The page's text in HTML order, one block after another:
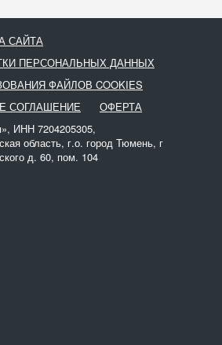
САЙТА
ПЕРСОНАЛЬНЫХ ДАННЫХ
ФАЙЛОВ COOKIES
СОГЛАШЕНИЕ
ОФЕРТА
ИНН 7204205305,
область, г.о. город Тюмень, г
д. 60, пом. 104